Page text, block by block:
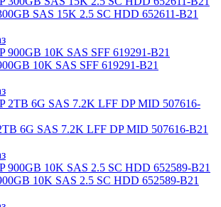
SAS 15K 2.5 SC HDD 652611-B21
10K SAS SFF 619291-B21
6G SAS 7.2K LFF DP MID 507616-B21
10K SAS 2.5 SC HDD 652589-B21